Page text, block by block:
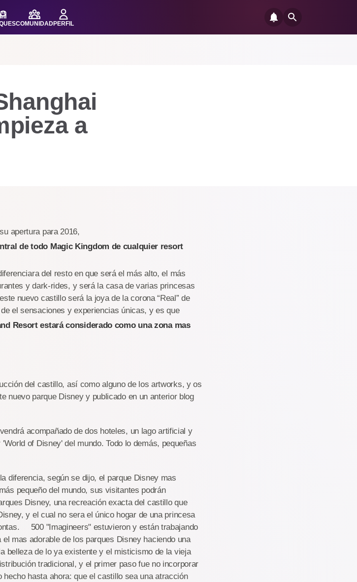
COMUNIDADPERFIL
a
apertura para 2016,
de todo Magic Kingdom de cualquier resort
del resto en que será el más alto, el más
y dark-rides, y será la casa de varias princesas
nuevo castillo será la joya de la corona “Real” de
el sensaciones y experiencias únicas, y es que
Resort estará considerado como una zona mas
del castillo, así como alguno de los artworks, y os
nuevo parque Disney y publicado en un anterior blog
acompañado de dos hoteles, un lago artificial y
of Disney' del mundo. Todo lo demás, pequeñas
diferencia, según se dijo, el parque Disney mas
pequeño del mundo, sus visitantes podrán
Disney, una recreación exacta del castillo que
y el cual no sera el único hogar de una princesa
500 "Imagineers" estuvieron y están trabajando
mas adorable de los parques Disney haciendo una
belleza de lo ya existente y el misticismo de la vieja
tradicional, y el primer paso fue no incorporar
hasta ahora: que el castillo sea una atracción